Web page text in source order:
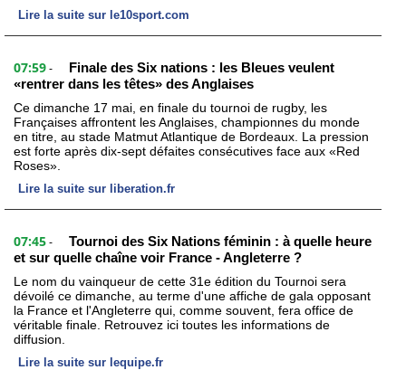
Lire la suite sur le10sport.com
07:59 -
Finale des Six nations : les Bleues veulent
«rentrer dans les têtes» des Anglaises
Ce dimanche 17 mai, en finale du tournoi de rugby, les
Françaises affrontent les Anglaises, championnes du monde
en titre, au stade Matmut Atlantique de Bordeaux. La pression
est forte après dix-sept défaites consécutives face aux «Red
Roses».
Lire la suite sur liberation.fr
07:45 -
Tournoi des Six Nations féminin : à quelle heure
et sur quelle chaîne voir France - Angleterre ?
Le nom du vainqueur de cette 31e édition du Tournoi sera
dévoilé ce dimanche, au terme d'une affiche de gala opposant
la France et l'Angleterre qui, comme souvent, fera office de
véritable finale. Retrouvez ici toutes les informations de
diffusion.
Lire la suite sur lequipe.fr